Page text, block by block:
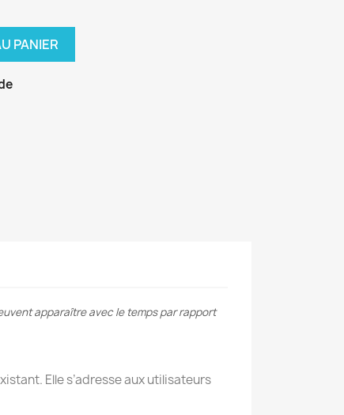
PANIER
apparaître avec le temps par rapport
Elle s’adresse aux utilisateurs